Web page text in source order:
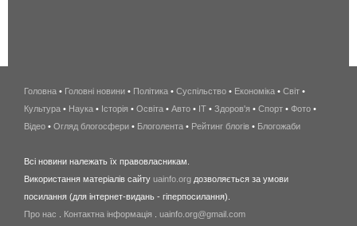
беспроводной
интернет
киев
wimax
в
Головна • Головні новини • Політика • Суспільство • Економіка • Світ •
Культура • Наука • Історія • Освіта • Авто • IT • Здоров'я • Спорт • Фото •
Відео • Огляд блогосфери • Блоголента • Рейтинг блогів • Блогожаби
Всі новини належать їх правовласникам.
Використання матеріалів сайту uainfo.org дозволяється за умови
посилання (для інтернет-видань - гіперпосилання).
Про нас
Контактна інформація uainfo.org@gmail.com